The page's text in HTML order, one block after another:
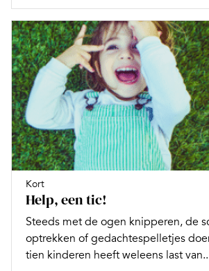
Kort
Help, een tic!
Steeds met de ogen knipperen, de
optrekken of gedachtespelletjes
tien kinderen heeft weleens last